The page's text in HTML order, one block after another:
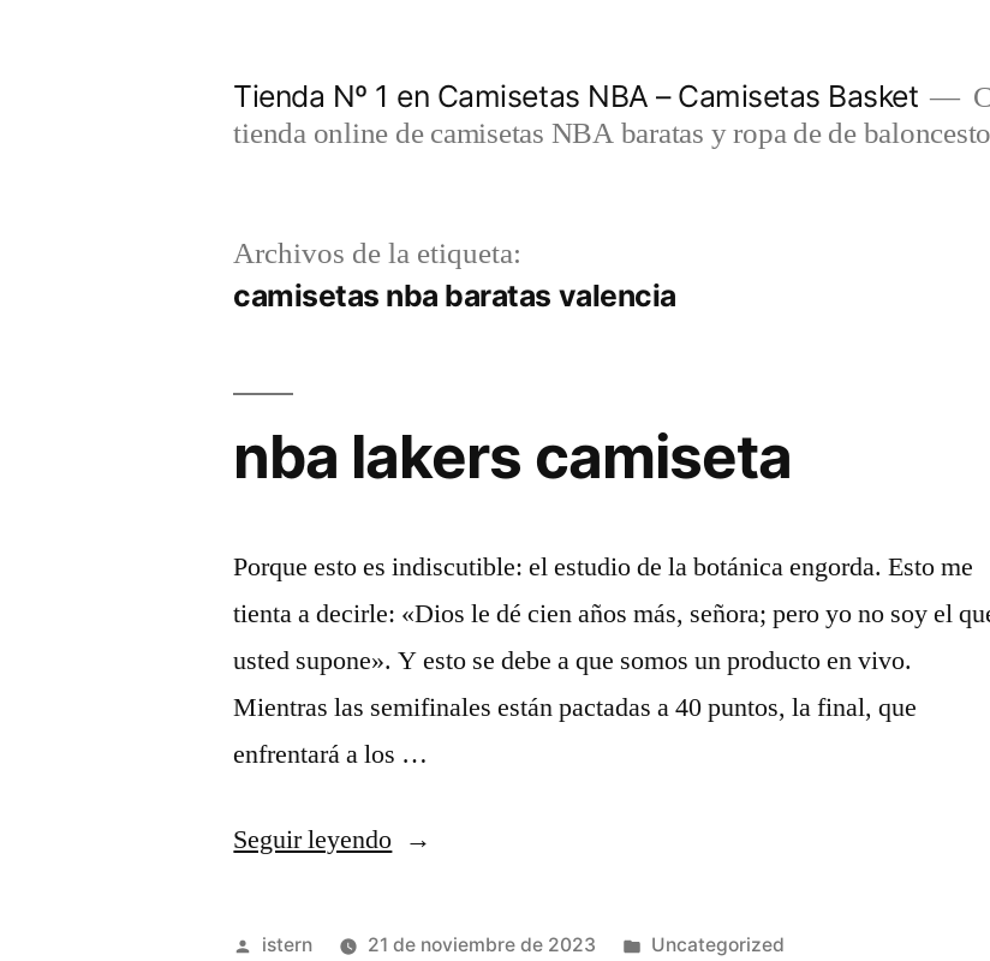
Tienda Nº 1 en Camisetas NBA – Camisetas Basket
tienda online de camisetas NBA baratas y ropa de de
Archivos de la etiqueta:
camisetas nba baratas valencia
nba lakers camiseta
Porque esto es indiscutible: el estudio de la botánica engorda. Esto me
tienta a decirle: «Dios le dé cien años más, señora; pero yo no soy el
usted supone». Y esto se debe a que somos un producto en vivo.
Mientras las semifinales están pactadas a 40 puntos, la final, que
enfrentará a los …
Seguir leyendo«nba
camiseta»
Publicado
istern 21 de noviembre de 2023
Publicado
Uncategorized